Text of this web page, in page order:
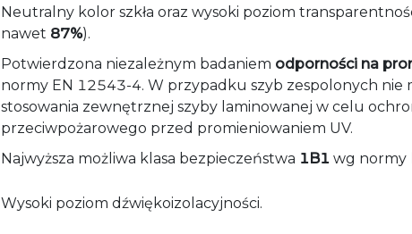
Neutralny kolor szkła oraz wysoki poziom
nawet 87%).
Potwierdzona niezależnym badaniem odporności na
normy EN 12543-4. W przypadku szyb zespolonych nie
stosowania zewnętrznej szyby laminowanej w celu
przeciwpożarowego przed promieniowaniem UV.
Najwyższa możliwa klasa bezpieczeństwa 1B1 wg normy
Wysoki poziom dźwiękoizolacyjności.